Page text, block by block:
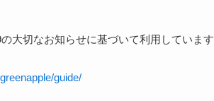
大切なお知らせに基づいて利用しています
guide/